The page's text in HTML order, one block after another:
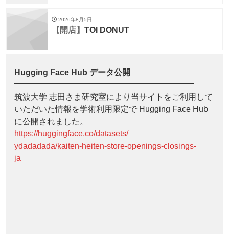
2026年8月5日
【開店】 TOI DONUT
Hugging Face Hub データ公開
筑波大学 志田さま研究室により当サイトをご利用して
いただいた情報を学術利用限定で Hugging Face Hub
に公開されました。
https://huggingface.co/datasets/
ydadadada/kaiten-heiten-store-openings-closings-
ja